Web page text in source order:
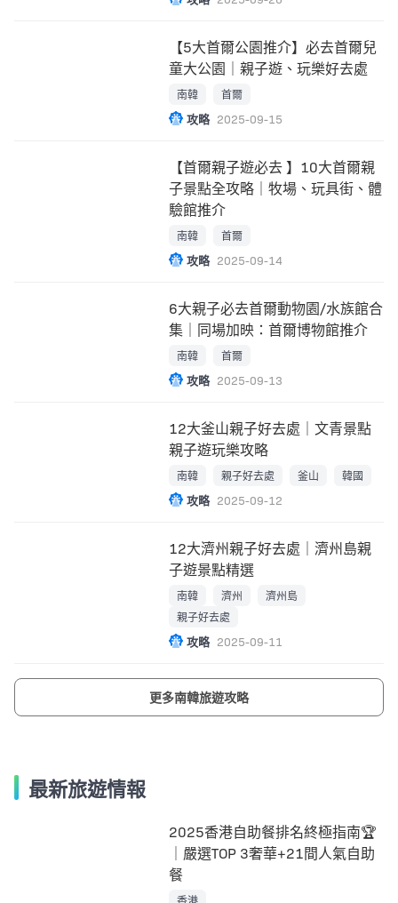
【5大首爾公園推介】必去首爾兒
童大公園｜親子遊、玩樂好去處
南韓 首爾
攻略 2025-09-15
【首爾親子遊必去 】10大首爾親
子景點全攻略｜牧場、玩具街、體
驗館推介
南韓 首爾
攻略 2025-09-14
6大親子必去首爾動物園/水族館合
集｜同場加映：首爾博物館推介
南韓 首爾
攻略 2025-09-13
12大釜山親子好去處｜文青景點
親子遊玩樂攻略
南韓 親子好去處 釜山 韓國
攻略 2025-09-12
12大濟州親子好去處｜濟州島親
子遊景點精選
南韓 濟州
濟州島
親子好去處
攻略 2025-09-11
更多南韓旅遊攻略
最新旅遊情報
2025香港自助餐排名終極指南🏆
｜嚴選TOP 3奢華+21間人氣自助
餐
香港